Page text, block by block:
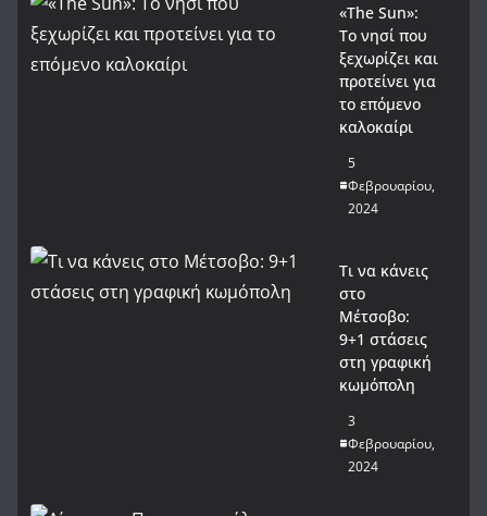
«The Sun»:
Το νησί που
ξεχωρίζει και
προτείνει για
το επόμενο
καλοκαίρι
5
Φεβρουαρίου,
2024
Τι να κάνεις
στο
Μέτσοβο:
9+1 στάσεις
στη γραφική
κωμόπολη
3
Φεβρουαρίου,
2024